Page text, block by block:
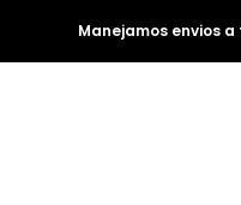
Manejamos envios